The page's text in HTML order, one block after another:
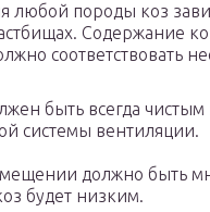
любой породы коз
Содержание
соответствовать
быть всегда
системы вентиляции.
должно быть
будет низким.